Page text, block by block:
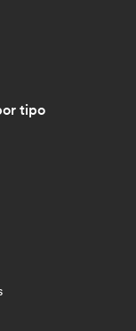
tipo